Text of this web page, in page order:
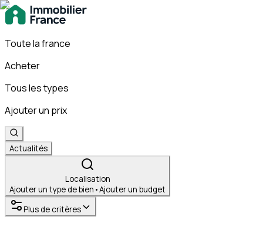
Toute la france
Acheter
Tous les types
Ajouter un prix
Actualités
Localisation
Ajouter un type de bien •Ajouter un budget
Plus de critères